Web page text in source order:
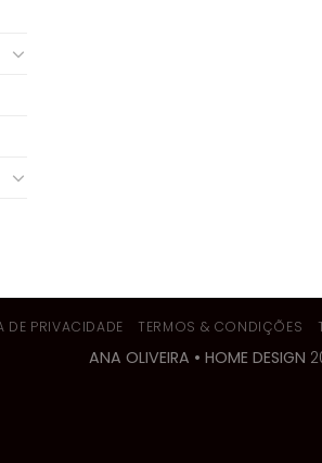
DE PRIVACIDADE TERMOS & CONDIÇÕES
ANA OLIVEIRA • HOME DESIGN